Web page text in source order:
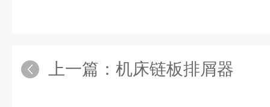
上一篇： 机床链板排屑器